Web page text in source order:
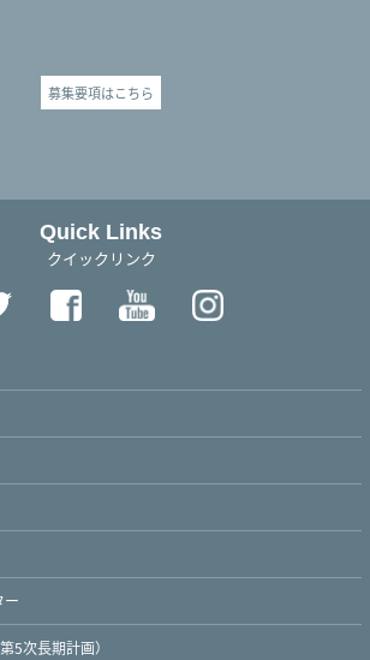
募集要項はこちら
Quick Links
クイックリンク
ー
5次長期計画）